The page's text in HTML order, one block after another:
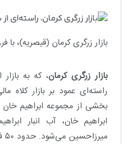
بازار زرگری کرمان (قیصریه)،
بازار زرگری کرمان، که به
راسته‌ای عمود بر بازار کلاه
بخشی از مجموعه ابراهیم خان
ابراهیم خان، آب انبار